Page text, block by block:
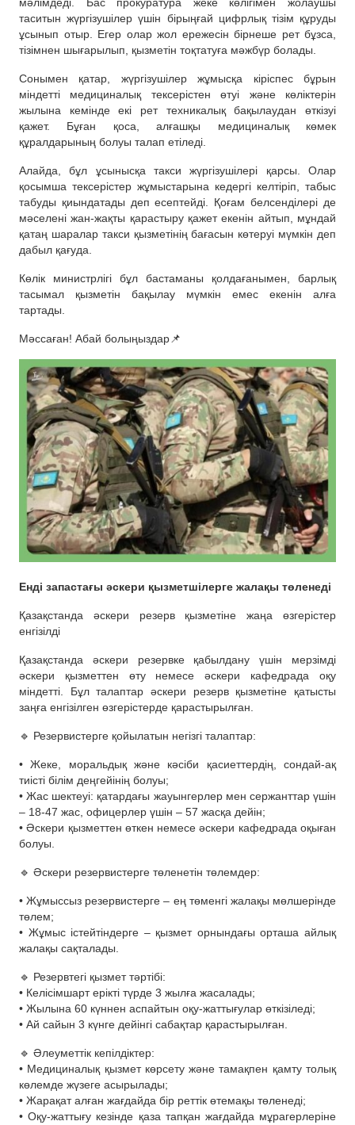
мәлімдеді. Бас прокуратура жеке көлігімен жолаушы
таситын жүргізушілер үшін бірыңғай цифрлық тізім құруды
ұсынып отыр. Егер олар жол ережесін бірнеше рет бұзса,
тізімнен шығарылып, қызметін тоқтатуға мәжбүр болады.
Сонымен қатар, жүргізушілер жұмысқа кіріспес бұрын
міндетті медициналық тексерістен өтуі және көліктерін
жылына кемінде екі рет техникалық бақылаудан өткізуі
қажет. Бұған қоса, алғашқы медициналық көмек
құралдарының болуы талап етіледі.
Алайда, бұл ұсынысқа такси жүргізушілері қарсы. Олар
қосымша тексерістер жұмыстарына кедергі келтіріп, табыс
табуды қиындатады деп есептейді. Қоғам белсенділері де
мәселені жан-жақты қарастыру қажет екенін айтып, мұндай
қатаң шаралар такси қызметінің бағасын көтеруі мүмкін деп
дабыл қағуда.
Көлік министрлігі бұл бастаманы қолдағанымен, барлық
тасымал қызметін бақылау мүмкін емес екенін алға
тартады.
Мәссаған! Абай болыңыздар📌
Енді запастағы әскери қызметшілерге жалақы төленеді
Қазақстанда әскери резерв қызметіне жаңа өзгерістер
енгізілді
Қазақстанда әскери резервке қабылдану үшін мерзімді
әскери қызметтен өту немесе әскери кафедрада оқу
міндетті. Бұл талаптар әскери резерв қызметіне қатысты
заңға енгізілген өзгерістерде қарастырылған.
🔹 Резервистерге қойылатын негізгі талаптар:
• Жеке, моральдық және кәсіби қасиеттердің, сондай-ақ
тиісті білім деңгейінің болуы;
• Жас шектеуі: қатардағы жауынгерлер мен сержанттар үшін
– 18-47 жас, офицерлер үшін – 57 жасқа дейін;
• Әскери қызметтен өткен немесе әскери кафедрада оқыған
болуы.
🔹 Әскери резервистерге төленетін төлемдер:
• Жұмыссыз резервистерге – ең төменгі жалақы мөлшерінде
төлем;
• Жұмыс істейтіндерге – қызмет орнындағы орташа айлық
жалақы сақталады.
🔹 Резервтегі қызмет тәртібі:
• Келісімшарт ерікті түрде 3 жылға жасалады;
• Жылына 60 күннен аспайтын оқу-жаттығулар өткізіледі;
• Ай сайын 3 күнге дейінгі сабақтар қарастырылған.
🔹 Әлеуметтік кепілдіктер:
• Медициналық қызмет көрсету және тамақпен қамту толық
көлемде жүзеге асырылады;
• Жарақат алған жағдайда бір реттік өтемақы төленеді;
• Оқу-жаттығу кезінде қаза тапқан жағдайда мұрагерлеріне